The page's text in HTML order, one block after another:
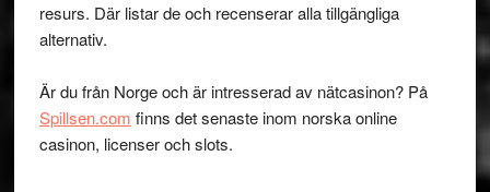
resurs. Där listar de och recenserar alla tillgängliga
alternativ.
Är du från Norge och är intresserad av nätcasinon? På
Spillsen.com finns det senaste inom norska online
casinon, licenser och slots.